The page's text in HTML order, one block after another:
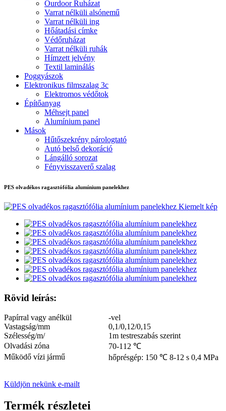
Ourdoor Ruházat
Varrat nélküli alsónemű
Varrat nélküli ing
Hőátadási címke
Védőruházat
Varrat nélküli ruhák
Hímzett jelvény
Textil laminálás
Poggyászok
Elektronikus filmszalag 3c
Elektromos védőtok
Építőanyag
Méhsejt panel
Alumínium panel
Mások
Hűtőszekrény párologtató
Autó belső dekoráció
Lángálló sorozat
Fényvisszaverő szalag
PES olvadékos ragasztófólia alumínium panelekhez
Rövid leírás:
Papírral vagy anélkül
-vel
Vastagság/mm
0,1/0,12/0,15
Szélesség/m/
1m testreszabás szerint
Olvadási zóna
70-112 ℃
Működő vízi jármű
hőprésgép: 150 ℃ 8-12 s 0,4 MPa
Küldjön nekünk e-mailt
Termék részletei